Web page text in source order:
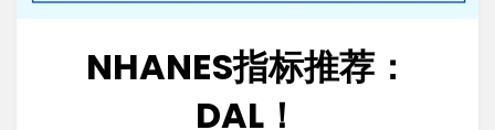
NHANES指标推荐：
DAL！